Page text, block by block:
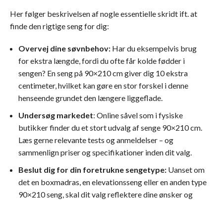
Her følger beskrivelsen af nogle essentielle skridt ift. at
finde den rigtige seng for dig:
Overvej dine søvnbehov: Har du eksempelvis brug
for ekstra længde, fordi du ofte får kolde fødder i
sengen? En seng på 90×210 cm giver dig 10 ekstra
centimeter, hvilket kan gøre en stor forskel i denne
henseende grundet den længere liggeflade.
Undersøg markedet: Online såvel som i fysiske
butikker finder du et stort udvalg af senge 90×210 cm.
Læs gerne relevante tests og anmeldelser – og
sammenlign priser og specifikationer inden dit valg.
Beslut dig for din foretrukne sengetype: Uanset om
det en boxmadras, en elevationsseng eller en anden type
90×210 seng, skal dit valg reflektere dine ønsker og